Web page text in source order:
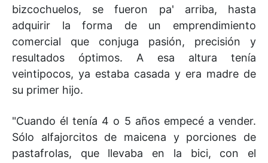
bizcochuelos, se fueron pa' arriba, hasta
adquirir la forma de un emprendimiento
comercial que conjuga pasión, precisión y
resultados óptimos. A esa altura tenía
veintipocos, ya estaba casada y era madre de
su primer hijo.
"Cuando él tenía 4 o 5 años empecé a vender.
Sólo alfajorcitos de maicena y porciones de
pastafrolas, que llevaba en la bici, con el